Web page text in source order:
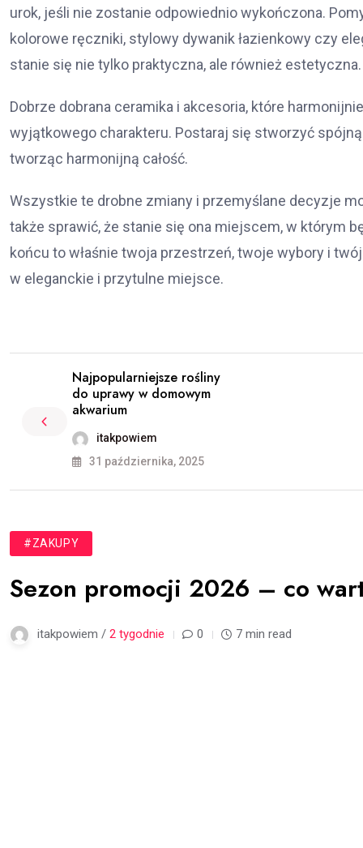
urok, jeśli nie zostanie odpowiednio wykończona.
kolorowe ręczniki, stylowy dywanik łazienkowy czy
stanie się nie tylko praktyczna, ale również estetyczna.
Dobrze dobrana ceramika i akcesoria, które
wyjątkowego charakteru. Postaraj się stworzyć
tworząc harmonijną całość.
Wszystkie te drobne zmiany i przemyślane decyzje
także sprawić, że stanie się ona miejscem, w którym
końcu to właśnie twoja przestrzeń, twoje wybory i
w eleganckie i przytulne miejsce.
Najpopularniejsze rośliny
do uprawy w domowym
akwarium
itakpowiem
31 października, 2025
#ZAKUPY
Sezon promocji 2026 – co
itakpowiem / 2 tygodnie 0 7 min read